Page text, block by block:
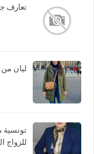
تعارف
ليان
تونسية
للزواج